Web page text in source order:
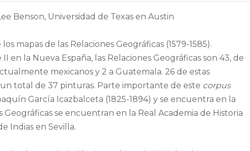
Benson, Universidad de Texas en Austin
mapas de las Relaciones Geográficas (1579-1585).
en la Nueva España, las Relaciones Geográficas son 43, de
mexicanos y 2 a Guatemala. 26 de estas
total de 37 pinturas. Parte importante de este corpus
García Icazbalceta (1825-1894) y se encuentra en la
Geográficas se encuentran en la Real Academia de Historia
Indias en Sevilla.